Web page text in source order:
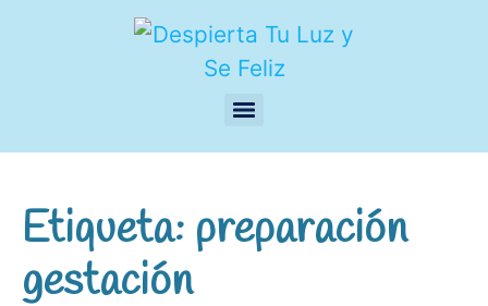
Etiqueta: preparación
gestación